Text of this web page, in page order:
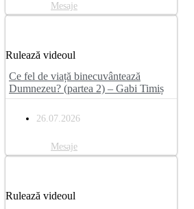
Mesaje
Rulează videoul
Ce fel de viață binecuvântează
Dumnezeu? (partea 2) – Gabi Timiș
26.07.2026
Mesaje
Rulează videoul